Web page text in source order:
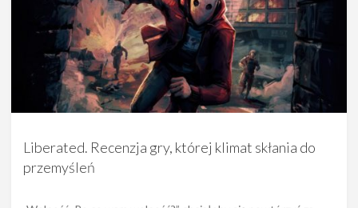
Liberated. Recenzja gry, której klimat skłania do
przemyśleń